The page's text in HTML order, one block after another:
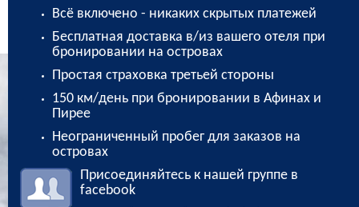
Всё включено - никаких скрытых платежей
Бесплатная доставка в/из вашего отеля при
бронировании на островах
Простая страховка третьей стороны
150 км/день при бронировании в Афинах и
Пирее
Неограниченный пробег для заказов на
островах
Присоединяйтесь к нашей группе в
facebook